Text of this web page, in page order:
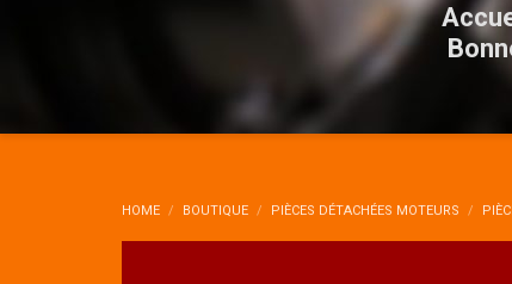
HOME BOUTIQUE PIÈCES DÉTACHÉES MOTEURS